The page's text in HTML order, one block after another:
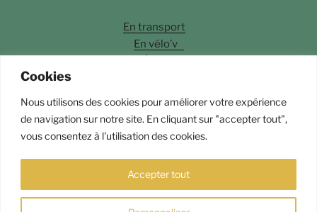
Cookies
Nous utilisons des cookies pour améliorer votre expérience
de navigation sur notre site. En cliquant sur "accepter tout",
vous consentez à l'utilisation des cookies.
Accepter tout
En transport
En vélo’v
Photos ©Fossette Andrey Langlois
Fièrement propulsé par WordPress